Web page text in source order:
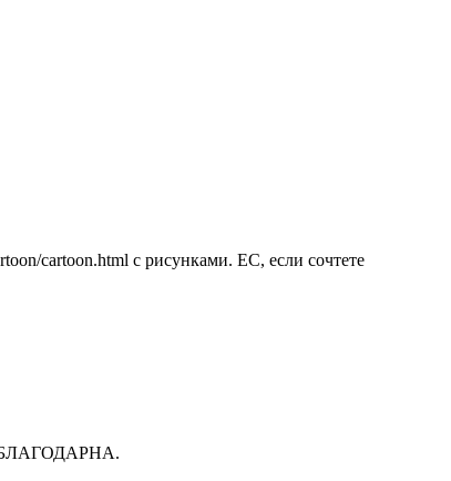
cartoon.html с рисунками. ЕС, если сочтете
БЛАГОДАРНА.